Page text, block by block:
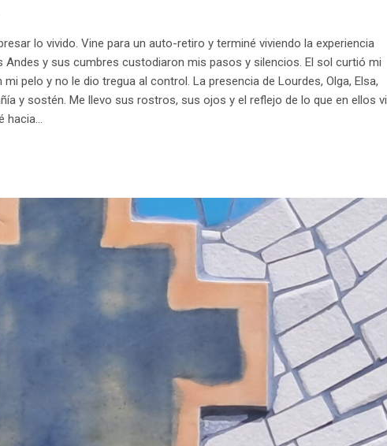
lo vivido. Vine para un auto-retiro y terminé viviendo la experiencia
Andes y sus cumbres custodiaron mis pasos y silencios. El sol curtió mi
pelo y no le dio tregua al control. La presencia de Lourdes, Olga, Elsa,
y sostén. Me llevo sus rostros, sus ojos y el reflejo de lo que en ellos vi
hacia…